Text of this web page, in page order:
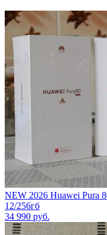
NEW 2026 Huawei Pura
12/256гб
34 990 руб.